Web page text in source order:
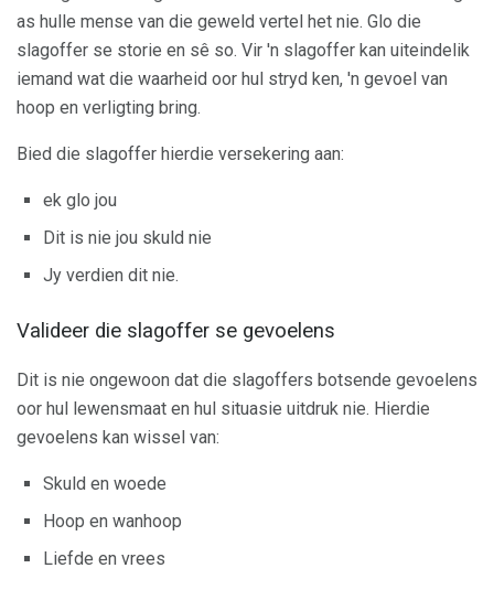
as hulle mense van die geweld vertel het nie. Glo die
slagoffer se storie en sê so. Vir 'n slagoffer kan uiteindelik
iemand wat die waarheid oor hul stryd ken, 'n gevoel van
hoop en verligting bring.
Bied die slagoffer hierdie versekering aan:
ek glo jou
Dit is nie jou skuld nie
Jy verdien dit nie.
Valideer die slagoffer se gevoelens
Dit is nie ongewoon dat die slagoffers botsende gevoelens
oor hul lewensmaat en hul situasie uitdruk nie. Hierdie
gevoelens kan wissel van:
Skuld en woede
Hoop en wanhoop
Liefde en vrees